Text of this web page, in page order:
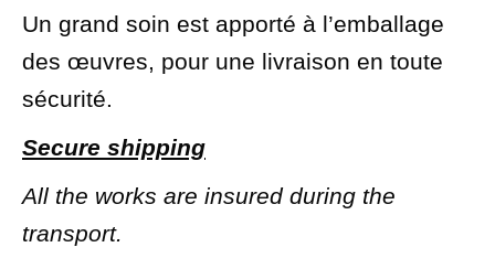
Un grand soin est apporté à l’emballage
des œuvres, pour une livraison en toute
sécurité.
Secure shipping
All the works are insured during the
transport.